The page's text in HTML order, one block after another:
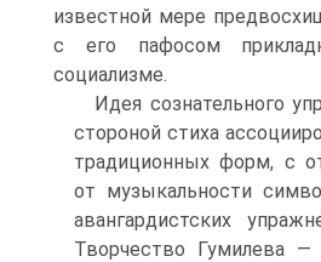
известной мере
с его пафосом
социализме.
Идея сознательного
стороной стиха
традиционных форм, с
от музыкальности
авангардистских
Творчество Гумилева —